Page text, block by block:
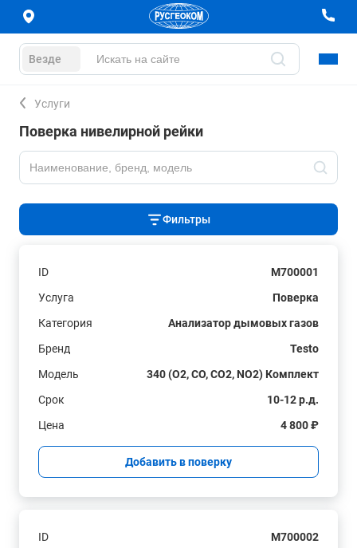
Везде
Услуги
Поверка нивелирной рейки
Фильтры
ID
M700001
Услуга
Поверка
Категория
Анализатор дымовых газов
Бренд
Testo
Модель
340 (O2, CO, CO2, NO2) Комплект
Срок
10-12 р.д.
Цена
4 800 ₽
Добавить в поверку
ID
M700002